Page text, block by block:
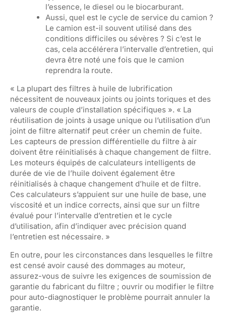
l’essence, le diesel ou le biocarburant.
Aussi, quel est le cycle de service du camion ?
Le camion est-il souvent utilisé dans des
conditions difficiles ou sévères ? Si c’est le
cas, cela accélérera l’intervalle d’entretien, qui
devra être noté une fois que le camion
reprendra la route.
« La plupart des filtres à huile de lubrification
nécessitent de nouveaux joints ou joints toriques et des
valeurs de couple d’installation spécifiques ». « La
réutilisation de joints à usage unique ou l’utilisation d’un
joint de filtre alternatif peut créer un chemin de fuite.
Les capteurs de pression différentielle du filtre à air
doivent être réinitialisés à chaque changement de filtre.
Les moteurs équipés de calculateurs intelligents de
durée de vie de l’huile doivent également être
réinitialisés à chaque changement d’huile et de filtre.
Ces calculateurs s’appuient sur une huile de base, une
viscosité et un indice corrects, ainsi que sur un filtre
évalué pour l’intervalle d’entretien et le cycle
d’utilisation, afin d’indiquer avec précision quand
l’entretien est nécessaire. »
En outre, pour les circonstances dans lesquelles le filtre
est censé avoir causé des dommages au moteur,
assurez-vous de suivre les exigences de soumission de
garantie du fabricant du filtre ; ouvrir ou modifier le filtre
pour auto-diagnostiquer le problème pourrait annuler la
garantie.